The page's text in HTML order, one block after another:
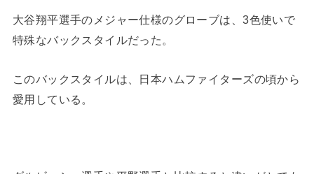
大谷翔平選手のメジャー仕様のグローブは、3色使いで
特殊なバックスタイルだった。
このバックスタイルは、日本ハムファイターズの頃から
愛用している。